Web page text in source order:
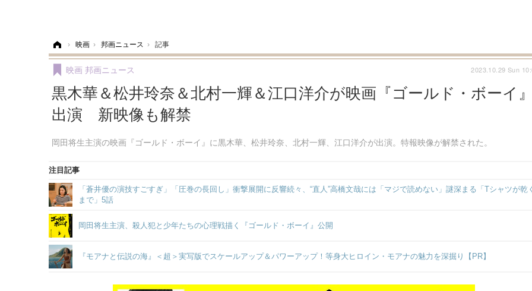
› 映画 › 邦画ニュース › 記事
黒木華＆松井玲奈＆北村一輝＆江口洋介が映画『ゴールド・ボーイ』
出演 新映像も解禁
岡田将生主演の映画『ゴールド・ボーイ』に黒木華、松井玲奈、北村一輝、江口洋介が出演。特報映像が解禁された。
映画 邦画ニュース 2023.10.29 Sun
注目記事
「蒼井優の演技すごすぎ」「圧巻の長回し」衝撃展開に反響続々、“直人”高橋文哉には「マジで読めない」謎深まる「Tシャツが乾く
まで」5話
岡田将生主演、殺人犯と少年たちの心理戦描く『ゴールド・ボーイ』公開
『モアナと伝説の海』＜超＞実写版でスケールアップ＆パワーアップ！等身大ヒロイン・モアナの魅力を深掘り【PR】